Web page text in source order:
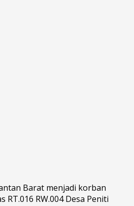
Barat menjadi korban
RW.004 Desa Peniti